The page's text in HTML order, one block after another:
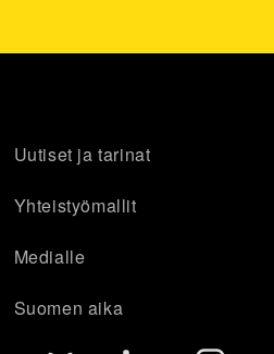
Uutiset ja tarinat
Yhteistyömallit
Medialle
Suomen aika